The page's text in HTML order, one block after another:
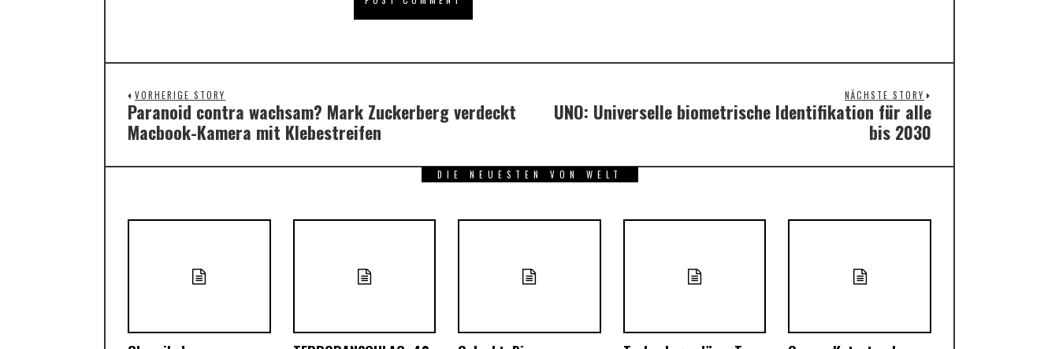
VORHERIGE STORY
Previous
post:
Paranoid contra wachsam? Mark Zuckerberg verdeckt
Macbook-Kamera mit Klebestreifen
NÄCHSTE STORY
UNO: Universelle biometrische Identifikation für alle
bis 2030
DIE NEUESTEN VON WELT